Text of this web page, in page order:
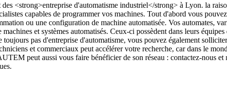
<strong>entreprise d'automatisme industriel</strong> à Lyon. la
capables de programmer vos machines. Tout d'abord vous
ou une configuration de machine automatisée. Vos automates,
et systèmes automatisés. Ceux-ci possèdent dans leurs
pas d'entreprise d'automatisme, vous pouvez également
et commerciaux peut accélérer votre recherche, car dans le
peut aussi vous faire bénéficier de son réseau : contactez-nous